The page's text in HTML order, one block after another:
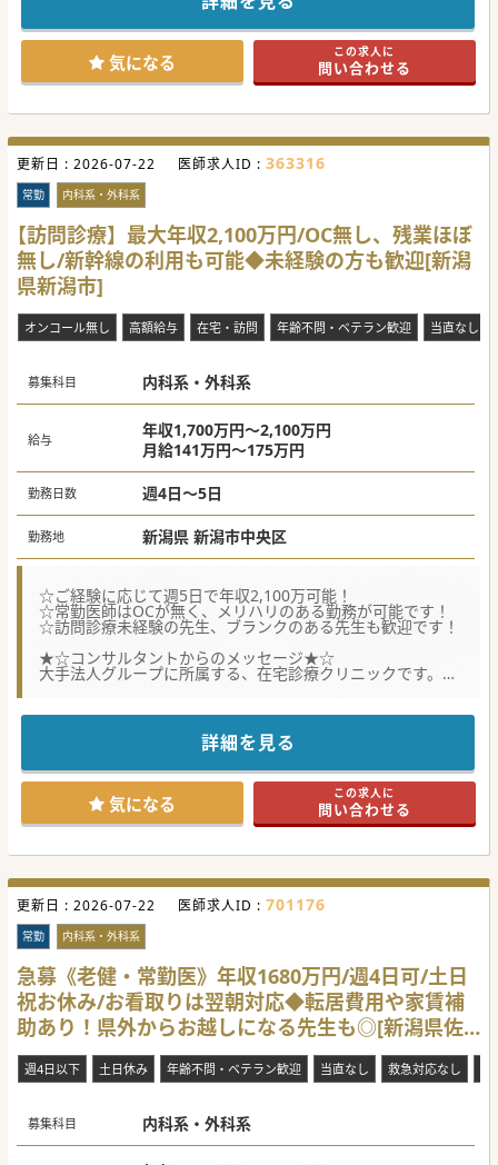
その他働き方についても、先生に応じてご相談可能です。ま
ずはお問い合わせくださいませ。
#春入職可 #秋入職可
気になる この求人に
問い合わせる
更新日 : 2026-07-22 医師求人ID : 363316
常勤 内科系・外科系
【訪問診療】最大年収2,100万円/OC無し、残業ほぼ
無し/新幹線の利用も可能◆未経験の方も歓迎[新潟
県新潟市]
オンコール無し 高額給与 在宅・訪問 年齢不問・ベテラン歓迎 当直なし
募集科目 内科系・外科系
給与
年収1,700万円～2,100万円
月給141万円～175万円
勤務日数 週4日～5日
勤務地 新潟県 新潟市中央区
☆ご経験に応じて週5日で年収2,100万可能！
☆常勤医師はOCが無く、メリハリのある勤務が可能です！
☆訪問診療未経験の先生、ブランクのある先生も歓迎です！
★☆コンサルタントからのメッセージ★☆
大手法人グループに所属する、在宅診療クリニックです。
開院してまだ数年ですが、グループ内で蓄積されたノウハウ
スタッフ体制も充実していますので、ドライバーと看護師が
同行し、医師が診療に専念できる環境です。
常勤医はOC・当直がありませんので、QOLを求める先生に
もおすすめです。
通勤には新幹線もご利用頂けますので、長岡や燕三条からの
通勤も可能です。
最寄駅からは徒歩5分の好立地で、ストレス無く通勤できま
す。
ます！
#春入職可 #秋入職可
詳細を見る
気になる この求人に
問い合わせる
更新日 : 2026-07-22 医師求人ID : 701176
常勤 内科系・外科系
急募《老健・常勤医》年収1680万円/週4日可/土日
祝お休み/お看取りは翌朝対応◆転居費用や家賃補
助あり！県外からお越しになる先生も◎[新潟県佐
渡市]
週4日以下 土日休み 年齢不問・ベテラン歓迎 当直なし 救急対応なし
募集科目 内科系・外科系